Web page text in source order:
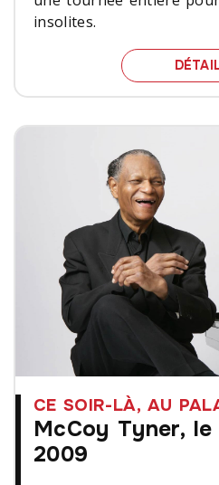
insolites.
CE SOIR-LÀ, AU
McCoy Tyner,
2009